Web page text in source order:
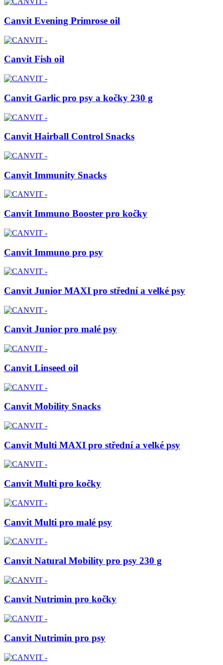
Canvit Evening Primrose oil
Canvit Fish oil
Canvit Garlic pro psy a kočky 230 g
Canvit Hairball Control Snacks
Canvit Immunity Snacks
Canvit Immuno Booster pro kočky
Canvit Immuno pro psy
Canvit Junior MAXI pro střední a velké psy
Canvit Junior pro malé psy
Canvit Linseed oil
Canvit Mobility Snacks
Canvit Multi MAXI pro střední a velké psy
Canvit Multi pro kočky
Canvit Multi pro malé psy
Canvit Natural Mobility pro psy 230 g
Canvit Nutrimin pro kočky
Canvit Nutrimin pro psy